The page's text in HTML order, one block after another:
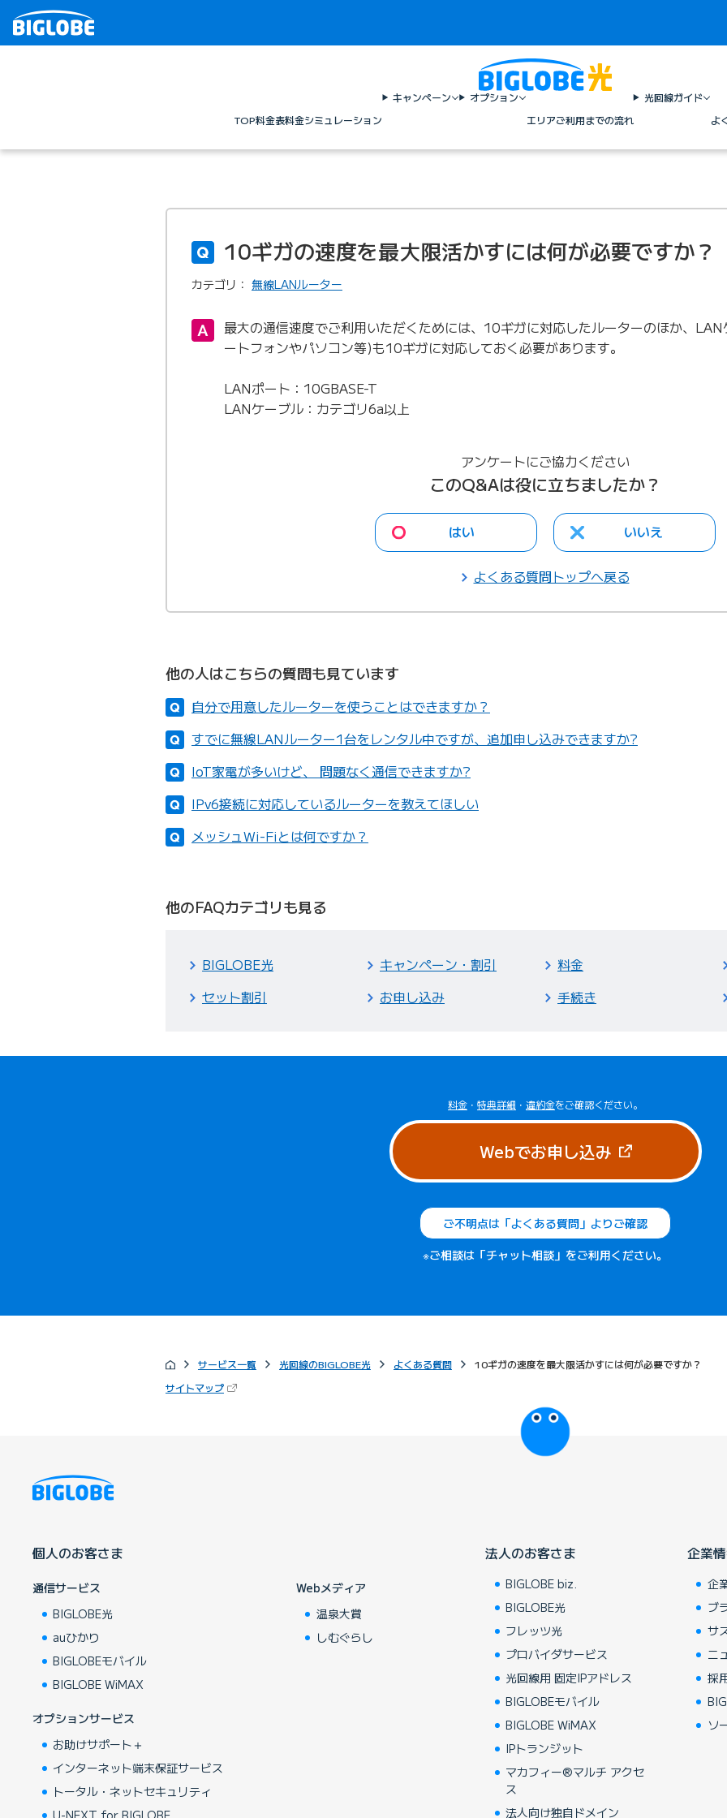
TOP料金表料金シミュレーション
キャンペーン
オプション
エリアご利用までの流れ
光回線ガイド
よ
10ギガの速度を最大限活かすには何が必要ですか？
カテゴリ： 無線LANルーター
最大の通信速度でご利用いただくためには、10ギガに対応したルーターのほか、
ートフォンやパソコン等)も10ギガに対応しておく必要があります。
LANポート：10GBASE-T
LANケーブル：カテゴリ6a以上
アンケートにご協力ください
このQ&Aは役に立ちましたか？
はい いいえ
よくある質問トップへ戻る
他の人はこちらの質問も見ています
自分で用意したルーターを使うことはできますか？
すでに無線LANルーター1台をレンタル中ですが、追加申し込みできますか?
IoT家電が多いけど、 問題なく通信できますか?
IPv6接続に対応しているルーターを教えてほしい
メッシュWi-Fiとは何ですか？
他のFAQカテゴリも見る
BIGLOBE光 キャンペーン・割引 料金
セット割引
お申し込み 手続き
料金 ・ 特典詳細 ・ 違約金をご確認ください。
Webでお申し込み（新しいタブで
ご不明点は「よくある質問」よりご確認
※ご相談は「チャット相談」をご利用ください。
サービス一覧 光回線のBIGLOBE光 よくある質問
10ギガの速度を最大限活かすには何が必要ですか？
サイトマップ（新しいタブで開きます）
びっぷるのページ
個人のお客さま
通信サービス
BIGLOBE光
auひかり
BIGLOBEモバイル
BIGLOBE WiMAX
オプションサービス
お助けサポート＋
インターネット端末保証サービス
トータル・ネットセキュリティ
Webメディア
温泉大賞
しむぐらし
法人のお客さま
BIGLOBE biz.
BIGLOBE光
フレッツ光
プロバイダサービス
光回線用 固定IPアドレス
BIGLOBEモバイル
BIGLOBE WiMAX
IPトランジット
マカフィー®マルチ アクセ
ス
法人向け独自ドメイン
企業
企
ブ
サ
ニ
採
ソ